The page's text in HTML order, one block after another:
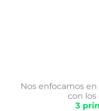
Nos enfocamos
con los
3